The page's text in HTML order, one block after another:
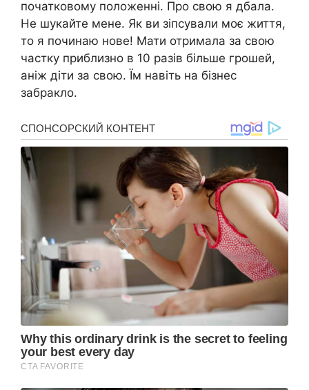
початковому положенні. Про свою я дбала.
Не шукайте мене. Як ви зіпсували моє життя,
то я починаю нове! Мати отримала за свою
частку приблизно в 10 разів більше грошей,
аніж діти за свою. Їм навіть на бізнес
забракло.